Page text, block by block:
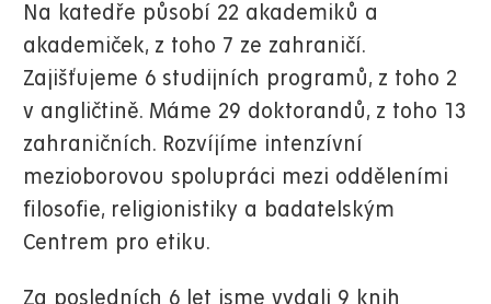
Na katedře působí 22 akademiků a
akademiček, z toho 7 ze zahraničí.
Zajišťujeme 6 studijních programů, z toho 2
v angličtině. Máme 29 doktorandů, z toho 13
zahraničních. Rozvíjíme intenzívní
mezioborovou spolupráci mezi odděleními
filosofie, religionistiky a badatelským
Centrem pro etiku.
Za posledních 6 let jsme vydali 9 knih